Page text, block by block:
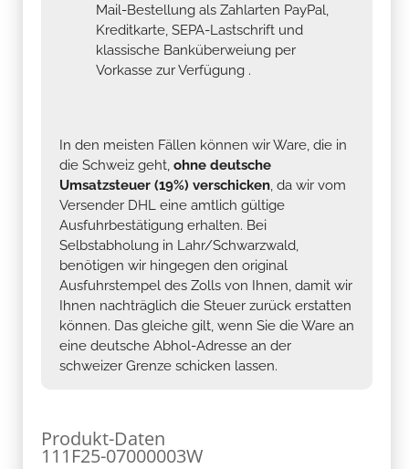
Mail-Bestellung als Zahlarten PayPal,
Kreditkarte, SEPA-Lastschrift und
klassische Banküberweiung per
Vorkasse zur Verfügung .
In den meisten Fällen können wir Ware, die in
die Schweiz geht, ohne deutsche
Umsatzsteuer (19%) verschicken, da wir vom
Versender DHL eine amtlich gültige
Ausfuhrbestätigung erhalten. Bei
Selbstabholung in Lahr/Schwarzwald,
benötigen wir hingegen den original
Ausfuhrstempel des Zolls von Ihnen, damit wir
Ihnen nachträglich die Steuer zurück erstatten
können. Das gleiche gilt, wenn Sie die Ware an
eine deutsche Abhol-Adresse an der
schweizer Grenze schicken lassen.
Produkt-Daten
111F25-07000003W